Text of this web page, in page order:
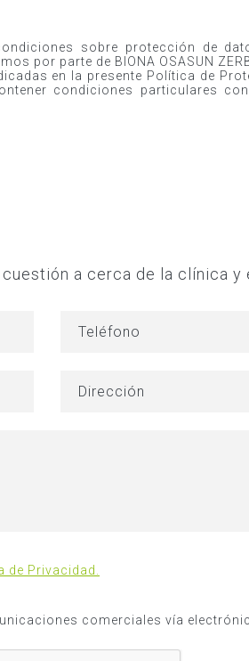
sobre protección de
por parte de BIONA OSASUN
en la presente Política de
condiciones particulares
a cerca de la clínica y
de Privacidad.
comerciales vía